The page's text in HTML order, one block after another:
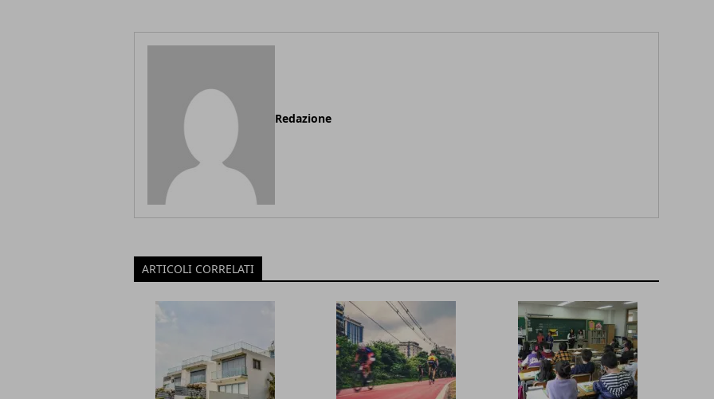
Redazione
ARTICOLI CORRELATI